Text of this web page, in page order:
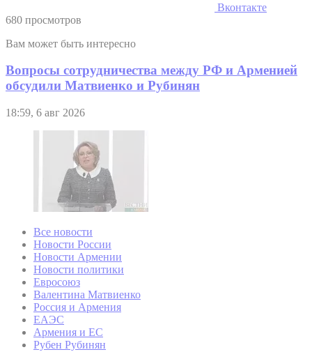
Вконтакте
680 просмотров
Вам может быть интересно
Вопросы сотрудничества между РФ и Арменией
обсудили Матвиенко и Рубинян
18:59, 6 авг 2026
Все новости
Новости России
Новости Армении
Новости политики
Евросоюз
Валентина Матвиенко
Россия и Армения
ЕАЭС
Армения и ЕС
Рубен Рубинян